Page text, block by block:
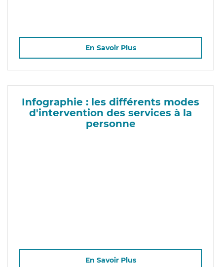
En Savoir Plus
Infographie : les différents modes
d'intervention des services à la
personne
En Savoir Plus